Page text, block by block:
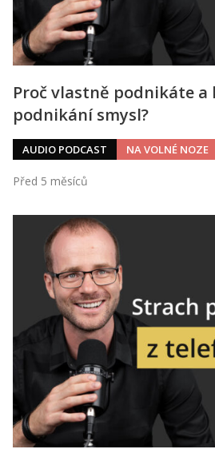
Proč vlastně podnikáte a
podnikání smysl?
AUDIO PODCAST NA VOLNÉ NOZE
Před 5 měsíců